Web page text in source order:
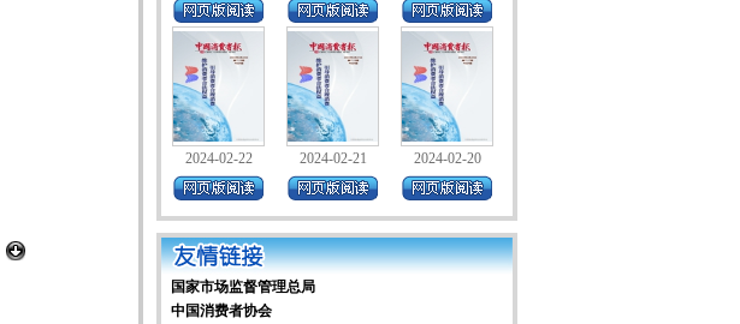
2024-02-22 2024-02-21 2024-02-20
国家市场监督管理总局
中国消费者协会